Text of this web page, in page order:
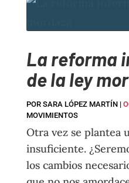
La reforma
de la ley
POR SARA LÓPEZ MARTÍN|
MOVIMIENTOS
Otra vez se plantea
insuficiente.
los cambios